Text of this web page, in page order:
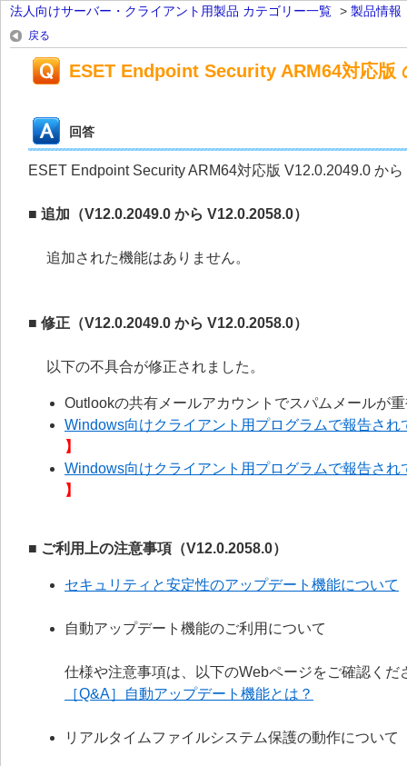
法人向けサーバー・クライアント用製品 カテゴリー一覧 > 製品情報
戻る
ESET Endpoint Security ARM64対応版
回答
ESET Endpoint Security ARM64対応版 V12.0.2049.0 か
■ 追加（V12.0.2049.0 から V12.0.2058.0）
追加された機能はありません。
■ 修正（V12.0.2049.0 から V12.0.2058.0）
以下の不具合が修正されました。
Outlookの共有メールアカウントでスパムメールが
Windows向けクライアント用プログラムで報告さ
】
Windows向けクライアント用プログラムで報告さ
】
■ ご利用上の注意事項（V12.0.2058.0）
セキュリティと安定性のアップデート機能について
自動アップデート機能のご利用について
仕様や注意事項は、以下のWebページをご確認くだ
［Q&A］自動アップデート機能とは？
リアルタイムファイルシステム保護の動作について